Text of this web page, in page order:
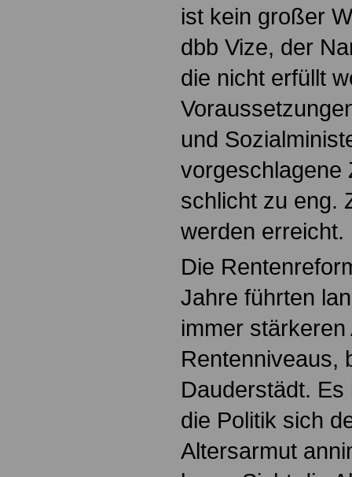
ist kein großer
dbb Vize, der
die nicht erfüllt
und
vorgeschlagene
schlicht zu eng.
werden erreicht.
Die
Jahre führten
immer
Rentenniveaus,
Dauderstädt.
die Politik sich
Altersarmut